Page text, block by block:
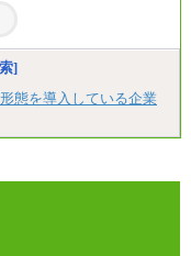
]
態を導入している企業